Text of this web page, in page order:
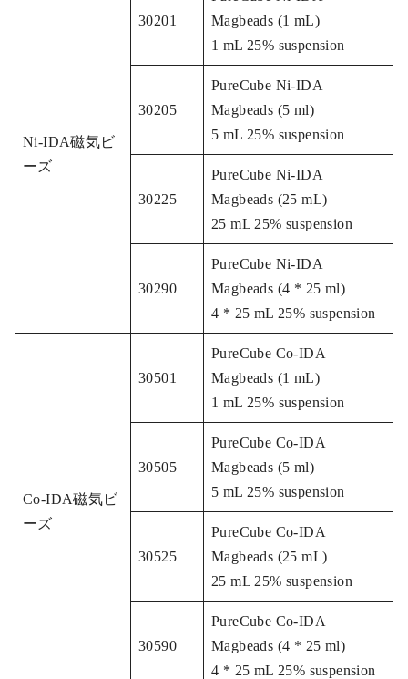
Ni-IDA磁気ビ
ーズ
30201
Magbeads (1 mL)
1 mL 25% suspension
30205
PureCube Ni-IDA
Magbeads (5 ml)
5 mL 25% suspension
30225
PureCube Ni-IDA
Magbeads (25 mL)
25 mL 25% suspension
30290
PureCube Ni-IDA
Magbeads (4 * 25 ml)
4 * 25 mL 25% suspension
Co-IDA磁気ビ
ーズ
30501
PureCube Co-IDA
Magbeads (1 mL)
1 mL 25% suspension
30505
PureCube Co-IDA
Magbeads (5 ml)
5 mL 25% suspension
30525
PureCube Co-IDA
Magbeads (25 mL)
25 mL 25% suspension
30590
PureCube Co-IDA
Magbeads (4 * 25 ml)
4 * 25 mL 25% suspension